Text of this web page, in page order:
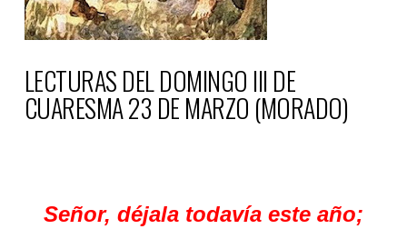
LECTURAS DEL DOMINGO III DE
CUARESMA 23 DE MARZO (MORADO)
Señor, déjala todavía este año;